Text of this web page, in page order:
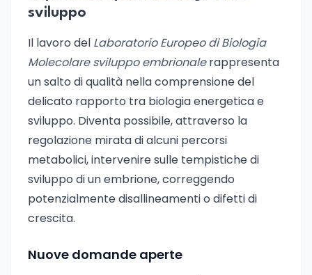
sviluppo
Il lavoro del Laboratorio Europeo di Biologia
Molecolare sviluppo embrionalerappresenta
un salto di qualità nella comprensione del
delicato rapporto tra biologia energetica e
sviluppo. Diventa possibile, attraverso la
regolazione mirata di alcuni percorsi
metabolici, intervenire sulle tempistiche di
sviluppo di un embrione, correggendo
potenzialmente disallineamenti o difetti di
crescita.
Nuove domande aperte